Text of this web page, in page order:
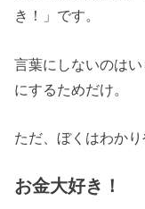
き！」です。
言葉にしないのは
にするためだけ。
ただ、ぼくはわか
お金大好き！